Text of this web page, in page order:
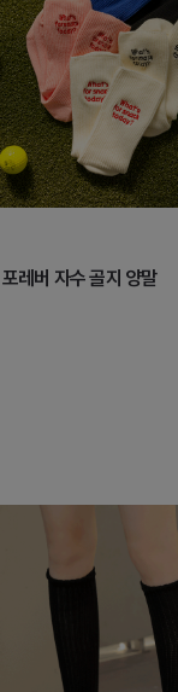
포레버 자수 골지 양말